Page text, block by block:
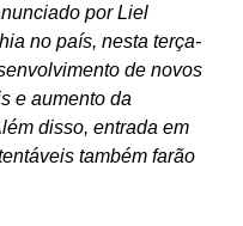
por Liel
no país, nesta terça-
de novos
e aumento da
disso, entrada em
também farão